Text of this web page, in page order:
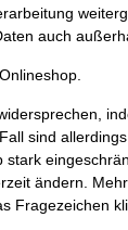
auch
sind
stark
ändern.
Fragezeichen